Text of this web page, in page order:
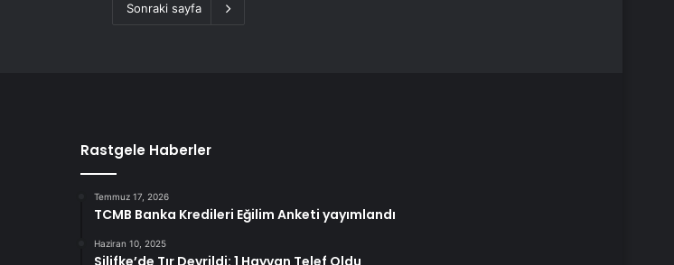
Sonraki sayfa
Rastgele Haberler
Temmuz 17, 2026
TCMB Banka Kredileri Eğilim Anketi yayımlandı
Haziran 10, 2025